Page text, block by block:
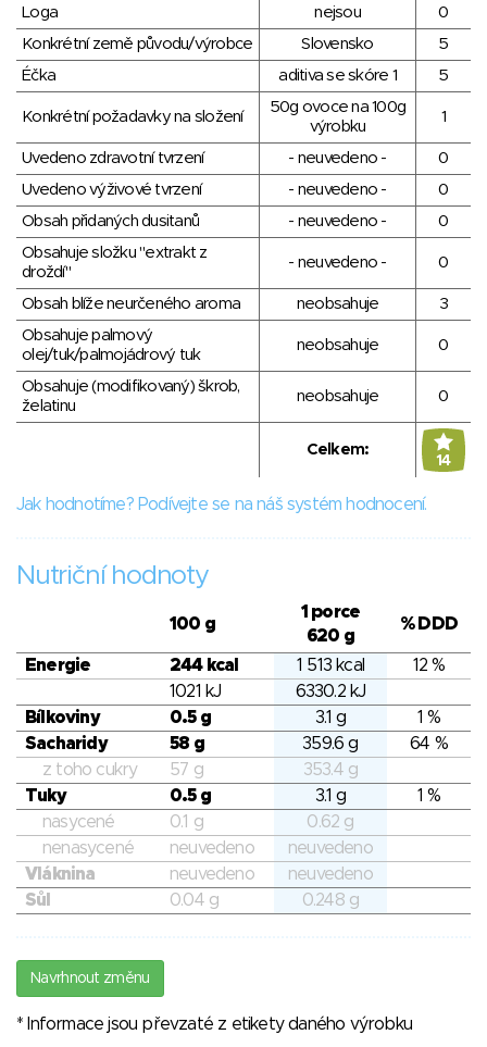
Loga
nejsou
0
Konkrétní země původu/výrobce
Slovensko
5
Éčka
aditiva se skóre 1 5
Konkrétní požadavky na složení
50g ovoce na 100g
výrobku
1
Uvedeno zdravotní tvrzení - neuvedeno -
0
Uvedeno výživové tvrzení
- neuvedeno -
0
Obsah přidaných dusitanů
- neuvedeno -
0
Obsahuje složku "extrakt z
droždí"
- neuvedeno - 0
Obsah blíže neurčeného aroma neobsahuje
3
Obsahuje palmový
olej/tuk/palmojádrový tuk
neobsahuje 0
Obsahuje (modifikovaný) škrob,
želatinu
neobsahuje 0
Celkem:
14
Jak hodnotíme? Podívejte se na náš systém hodnocení.
Nutriční hodnoty
100 g
1 porce
620 g
% DDD
Energie 244 kcal 1 513 kcal
12 %
1021 kJ
6330.2 kJ
Bílkoviny
0.5 g 3.1 g
1 %
Sacharidy
58 g 359.6 g
64 %
z toho cukry
57 g
353.4 g
Tuky
0.5 g 3.1 g
1 %
nasycené
0.1 g
0.62 g
nenasycené
neuvedeno
neuvedeno
Vláknina
neuvedeno
neuvedeno
Sůl
0.04 g 0.248 g
Navrhnout změnu
* Informace jsou převzaté z etikety daného výrobku